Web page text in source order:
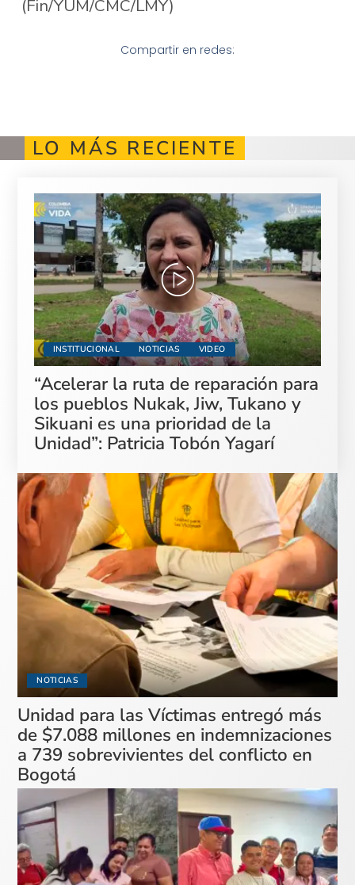
(Fin/YUM/CMC/LMY)
Compartir en redes:
LO MÁS RECIENTE
INSTITUCIONAL NOTICIAS VIDEO
“Acelerar la ruta de reparación para
los pueblos Nukak, Jiw, Tukano y
Sikuani es una prioridad de la
Unidad”: Patricia Tobón Yagarí
NOTICIAS
Unidad para las Víctimas entregó más
de $7.088 millones en indemnizaciones
a 739 sobrevivientes del conflicto en
Bogotá